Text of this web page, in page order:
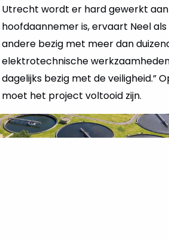
Utrecht wordt er hard gewerkt
hoofdaannemer is, ervaart Neel
andere bezig met meer dan
elektrotechnische
dagelijks bezig met de veiligheid.”
moet het project voltooid zijn.